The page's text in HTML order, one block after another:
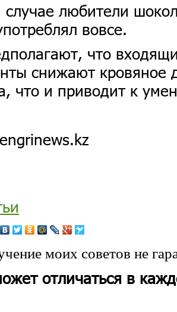
любители
вовсе.
что
снижают кровяное
что и приводит к
моих советов не
отличаться в